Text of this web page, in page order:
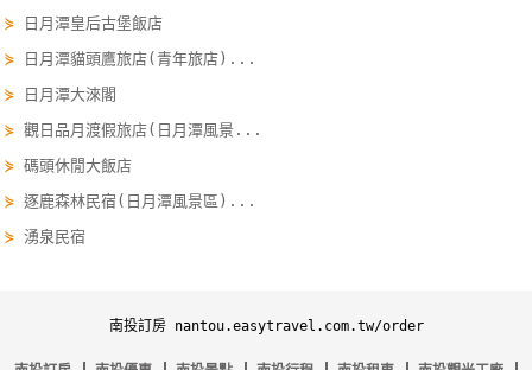
紅
利
查
訂
房
旅
⋟
日月潭皇后古堡飯店
⋟
日月潭貓頭鷹旅店(青年旅店)...
⋟
日月潭大淶閣
⋟觀日品月渡假旅店(日月潭風景...
⋟碼頭休閒大飯店
⋟逐鹿森林民宿(日月潭風景區)...
⋟湧泉民宿
南投訂房 nantou.easytravel.com.tw/order